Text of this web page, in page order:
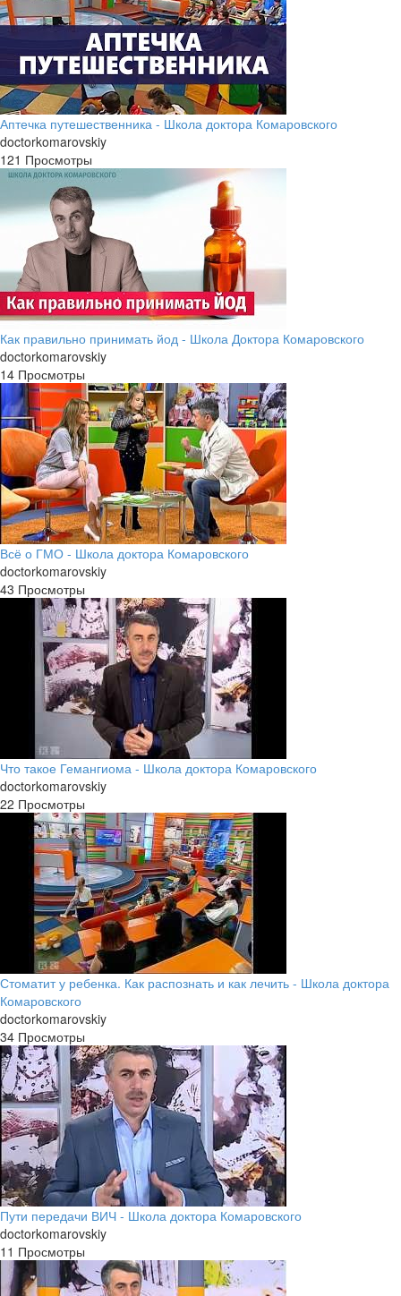
Аптечка путешественника - Школа доктора Комаровского
doctorkomarovskiy
121 Просмотры
Как правильно принимать йод - Школа Доктора Комаровского
doctorkomarovskiy
14 Просмотры
Всё о ГМО - Школа доктора Комаровского
doctorkomarovskiy
43 Просмотры
Что такое Гемангиома - Школа доктора Комаровского
doctorkomarovskiy
22 Просмотры
Стоматит у ребенка. Как распознать и как лечить - Школа доктора
Комаровского
doctorkomarovskiy
34 Просмотры
Пути передачи ВИЧ - Школа доктора Комаровского
doctorkomarovskiy
11 Просмотры